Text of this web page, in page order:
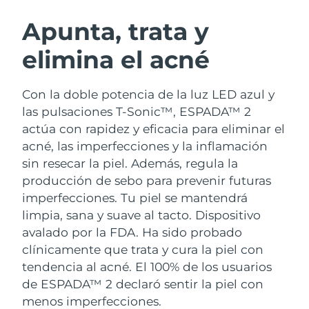
Apunta, trata y
elimina el acné
Con la doble potencia de la luz LED azul y
las pulsaciones T-Sonic™, ESPADA™ 2
actúa con rapidez y eficacia para eliminar el
acné, las imperfecciones y la inflamación
sin resecar la piel. Además, regula la
producción de sebo para prevenir futuras
imperfecciones. Tu piel se mantendrá
limpia, sana y suave al tacto. Dispositivo
avalado por la FDA. Ha sido probado
clínicamente que trata y cura la piel con
tendencia al acné. El 100% de los usuarios
de ESPADA™ 2 declaró sentir la piel con
menos imperfecciones.
LUNA™ 4 pack
Anti-aging massage
LUNA™ 4 Plus
Massage, LED heating
LUNA™ 4 Men
For men, anti-aging massage
BEAR™ 2 pack
Microcurrent toning
BEAR™ 2 go
Microcurrent toning on-the-go
BEAR™ 2 eyes & lips
Microcurrent line smoothing device
Hidratación
UFO™ 3 pack
Deep facial hydration
UFO™ 3 LED
Near-infrared and red light therapy
device
Cuidado bucal
issa™ 4
Hybrid silicone sonic toothbrush
issa™ 4 plus
Smart hybrid silicone sonic toothbrush
TRATAMIENTO ANTIEDAD FAQ™
Antiedad Tratamientos LED
NEW
Austria
Baréin Entrega prevista
Bélgica
Bermudas Entrega prevista
Bosnia y Herzegovina Entrega prevista8/14/26
Brunéi Entrega prevista8/16/26
Bulgaria Entrega prevista8/11/26
Canadá Entrega prevista8/15/26
Chile Entrega prevista8/15/26